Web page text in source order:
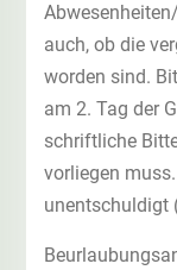
auch, ob die
worden sind.
am 2. Tag der
schriftliche
vorliegen
unentschuldigt